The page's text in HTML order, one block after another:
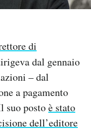
di
dal gennaio
– dal
a pagamento
suo postoè stato
dell’editore